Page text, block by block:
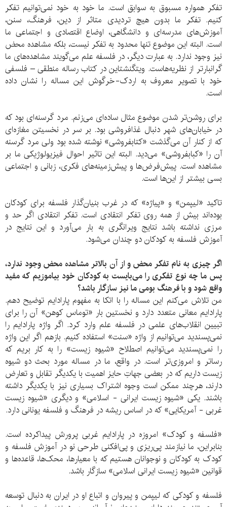
تفکر همواره مسبوق به سوابق است. ما خود به خود نمی‌توانیم تفکر
کنیم. تفکر ما بدون هیچ تردیدی متاثر از دین، فرهنگ، سنن،
آموزش‌های مدرسه‌ای و دانشگاهی، اوضاع اقتصادی و اجتماعی ما
است. البته این موضوع تنها محدود به تفکر نیست، بلکه مشاهده محض
نیز وجود ندارد. به عبارت دیگر، در فلسفه علم می‌گویند مشاهده‌های ما
گرانبارتر از نظریه‌هاست. ویتگنشتاین در کتاب رساله منطقی – فلسفی
خود با تصویر معروف به اردک-خرگوش این مساله را نشان داده
است.
برای روشن‌تر شدن موضوع مثال ساده‌ای می‌زنم. مرد گرسنه‌ای بود که
در خیابان‌های شهر دنبال غذافروشی بود. بر سر در نخسیتن مغازه‌ای
که از کنار آن می‌گذشت «کتابفروشی» نوشته شده بود ولی مرد گرسنه
آن را «کبابفروشی» می‌دید. البته این تاثیر احوال فیزیولوژیکی ما بر
مشاهده است. پیش‌فرض‌ها و پیش‌زمینه‌های فکری، زبانی و اجتماعی
بسی بیشتر از این‌ها است.
تاکید «لیپمن» و «پیاژه» که در غرب بنیان‌گذار فلسفه برای کودکان
بوده‌اند بیش از همه روی تفکر انتقادی است. تفکر انتقادی اگر حد و
مرزی نداشته باشد نتایج ویرانگری به بار می‌آورد و این نتایج در
آموزش فلسفه به کودکان دو چندان می‌شود.
اگر چیزی به نام تفکر محض و از آن بالاتر مشاهده محض وجود ندارد،
پس ما چه نوع تفکری را می‌بایست به کودکان خود بیاموزیم که مفید
واقع شود و با فرهنگ بومی ما نیز سازگار باشد؟
من تلاش می‌کنم این مساله را با اتکا به مفهوم پارادایم توضیح دهم.
پارادایم معانی متعدد دارد و نخستین بار «توماس کوهن» آن را برای
تبیین انقلاب‌های علمی در فلسفه علم وارد کرد. اگر واژه پارادایم را
نمی‌پسندید می‌توانیم از واژه «سنت» استفاده کنیم. بازهم اگر این واژه
را نمی‌پسندید می‌توانیم اصطلاح «شیوه زیست» را به کار بریم که
رساتر و امروزی‌تر است. در واقع، ما در مساله مورد بحث دو شیوه
زیست داریم که در بعضی جهاتِ حایز اهمیت با یکدیگر تقابل و تعارض
دارند، هرچند ممکن است وجوه اشتراک بسیاری نیز با یکدیگر داشته
باشند. یکی «شیوه زیست ایرانی - اسلامی» و دیگری «شیوه زیست
غربی - آمریکایی» که در اساس ریشه در فرهنگ و فلسفه یونانی دارد.
«فلسفه و کودک» امروزه در پارادایم غربی پرورش پیداکرده است.
بنابراین، ما نیازمند پی‌ریزی و پی‌افکنی طرحی نو در آموزش فلسفه و
کودک به کودکان و نوجوانان هستیم که با معیارها، محک‌ها، قاعده‌ها و
قوانین «شیوه زیست ایرانی اسلامی» سازگار باشد.
فلسفه و کودکی که لیپمن و پیروان و اتباع او در ایران به دنبال توسعه